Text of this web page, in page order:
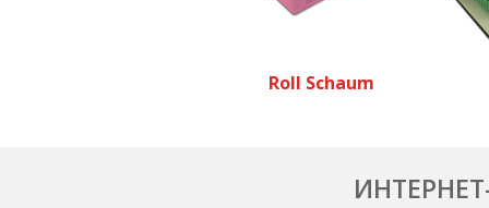
Roll Schaum